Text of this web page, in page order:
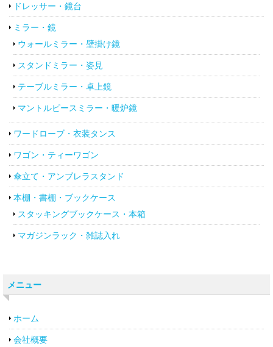
ドレッサー・鏡台
ミラー・鏡
ウォールミラー・壁掛け鏡
スタンドミラー・姿見
テーブルミラー・卓上鏡
マントルピースミラー・暖炉鏡
ワードローブ・衣装タンス
ワゴン・ティーワゴン
傘立て・アンブレラスタンド
本棚・書棚・ブックケース
スタッキングブックケース・本箱
マガジンラック・雑誌入れ
メニュー
ホーム
会社概要